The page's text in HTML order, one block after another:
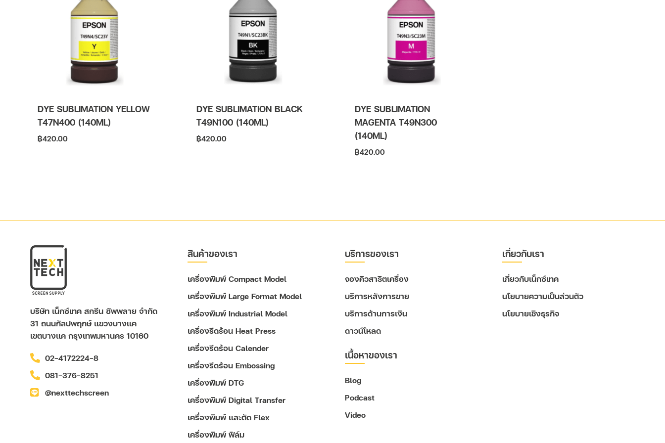
v
e
DYE SUBLIMATION YELLOW
T47N400 (140ML)
฿420.00
DYE SUBLIMATION BLACK
T49N100 (140ML)
฿420.00
DYE SUBLIMATION
MAGENTA T49N300
(140ML)
฿420.00
บริษัท เน็กซ์เทค สกรีน ซัพพลาย จำกัด
31 ถนนกัลปพฤกษ์ แขวงบางแค
เขตบางแค กรุงเทพมหานคร 10160
02-4172224-8
081-376-8251
@nexttechscreen
สินค้าของเรา
เครื่องพิมพ์ Compact Model
เครื่องพิมพ์ Large Format Model
เครื่องพิมพ์ Industrial Model
เครื่องรีดร้อน Heat Press
เครื่องรีดร้อน Calender
เครื่องรีดร้อน Embossing
เครื่องพิมพ์ DTG
เครื่องพิมพ์ Digital Transfer
เครื่องพิมพ์ และตัด Flex
เครื่องพิมพ์ ฟิล์ม
บริการของเรา
จองคิวสาธิตเครื่อง
บริการหลังการขาย
บริการด้านการเงิน
ดาวน์โหลด
เนื้อหาของเรา
Blog
Podcast
Video
เกี่ยวกับเรา
เกี่ยวกับเน็กซ์เทค
นโยบายความเป็นส่วนตัว
นโยบายเชิงธุรกิจ